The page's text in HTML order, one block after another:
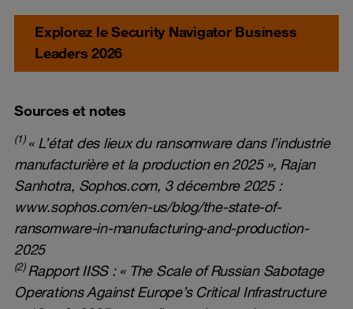
Explorez le Security Navigator Business
Leaders 2026
Sources et notes
(1) « L’état des lieux du ransomware dans l’industrie
manufacturière et la production en 2025 », Rajan
Sanhotra, Sophos.com, 3 décembre 2025 :
www.sophos.com/en-us/blog/the-state-of-
ransomware-in-manufacturing-and-production-
2025
(2)Rapport IISS : « The Scale of Russian Sabotage
Operations Against Europe’s Critical Infrastructure